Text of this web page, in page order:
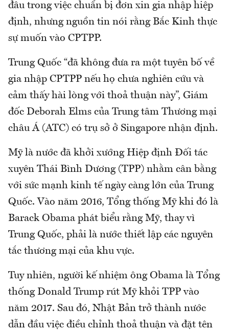
đâu trong việc chuẩn bị đơn xin gia nhập hiệp
định, nhưng nguồn tin nói rằng Bắc Kinh thực
sự muốn vào CPTPP.
Trung Quốc “đã không đưa ra một tuyên bố về
gia nhập CPTPP nếu họ chưa nghiên cứu và
cảm thấy hài lòng với thoả thuận này”, Giám
đốc Deborah Elms của Trung tâm Thương mại
châu Á (ATC) có trụ sở ở Singapore nhận định.
Mỹ là nước đã khởi xướng Hiệp định Đối tác
xuyên Thái Bình Dương (TPP) nhằm cân bằng
với sức mạnh kinh tế ngày càng lớn của Trung
Quốc. Vào năm 2016, Tổng thống Mỹ khi đó là
Barack Obama phát biểu rằng Mỹ, thay vì
Trung Quốc, phải là nước thiết lập các nguyên
tắc thương mại của khu vực.
Tuy nhiên, người kế nhiệm ông Obama là Tổng
thống Donald Trump rút Mỹ khỏi TPP vào
năm 2017. Sau đó, Nhật Bản trở thành nước
dẫn đầu việc điều chỉnh thoả thuận và đặt tên